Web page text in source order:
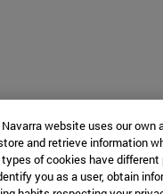
website uses our own
and retrieve information
of cookies have different
you as a user, obtain